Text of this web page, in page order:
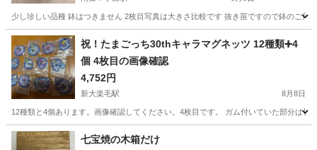
少し珍しい品種 鉢はつきません 2枚目写真は大きさ比較です 抜き苗ですので鉢のご
北海道 札幌市 南郷７丁目駅 その他
祝！たまごっち30thキャラマグネッツ 12種類➕4
個 4枚目の画像確認
4,752円
新大楽毛駅 8月8日
12種類と4個あります。画像確認してください。4枚目です。 ガム付いていた部分は
北海道 釧路市 新大楽毛駅 その他
七宝焼の木箱だけ